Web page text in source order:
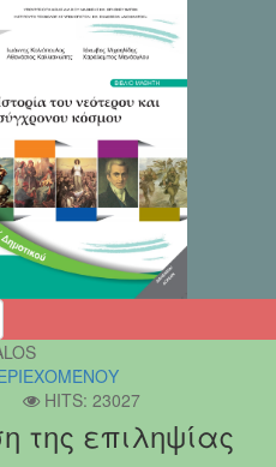
HITS: 23027
της επιληψίας